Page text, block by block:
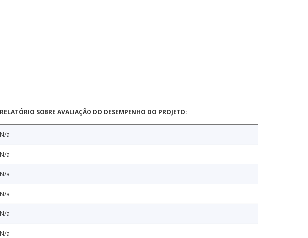
RELATÓRIO SOBRE AVALIAÇÃO DO DESEMPENHO DO PROJETO:
N/a
N/a
N/a
N/a
N/a
N/a